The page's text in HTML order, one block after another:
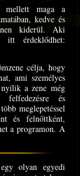
mellett maga a
kedve és
kiderül. Aki
itt érdeklődhet:
célja, hogy
ami személyes
nyílik a zene még
felfedezésre és
meglepetéssel
és felnőttként,
a programon. A
olyan egyedi